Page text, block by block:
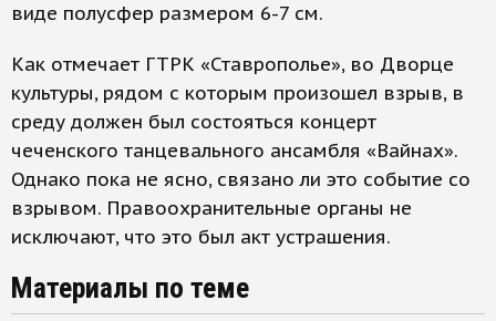
виде полусфер размером 6-7 см.
Как отмечает ГТРК «Ставрополье», во Дворце
культуры, рядом с которым произошел взрыв, в
среду должен был состояться концерт
чеченского танцевального ансамбля «Вайнах».
Однако пока не ясно, связано ли это событие со
взрывом. Правоохранительные органы не
исключают, что это был акт устрашения.
Материалы по теме